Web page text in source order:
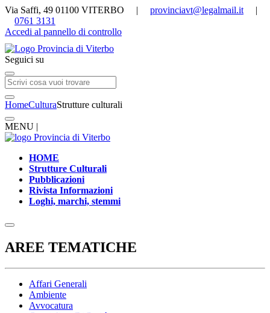
Via Saffi, 49 01100 VITERBO | provinciavt@legalmail.it |
0761 3131
Accedi al pannello di controllo
Seguici su
HomeCulturaStrutture culturali
MENU |
HOME
Strutture Culturali
Pubblicazioni
Rivista Informazioni
Loghi, marchi, stemmi
AREE TEMATICHE
Affari Generali
Ambiente
Avvocatura